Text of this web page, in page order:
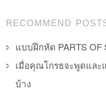
RECOMMEND
แบบฝึกหัด PARTS OF
เมื่อคุณโกรธจะพูดแล
บ้าง